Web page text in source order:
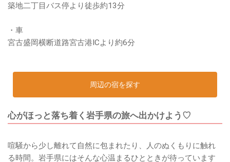
築地二丁目バス停より徒歩約13分
・車
宮古盛岡横断道路宮古港ICより約6分
周辺の宿を探す
心がほっと落ち着く岩手県の旅へ出かけよう♡
喧騒から少し離れて自然に包まれたり、人のぬくもりに触れ
る時間。岩手県にはそんな心温まるひとときが待っています